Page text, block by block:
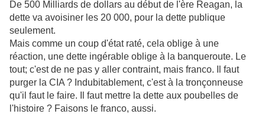
De 500 Milliards de dollars au début de l'ère Reagan, la
dette va avoisiner les 20 000, pour la dette publique
seulement.
Mais comme un coup d'état raté, cela oblige à une
réaction, une dette ingérable oblige à la banqueroute. Le
tout; c'est de ne pas y aller contraint, mais franco. Il faut
purger la CIA ? Indubitablement, c'est à la tronçonneuse
qu'il faut le faire. Il faut mettre la dette aux poubelles de
l'histoire ? Faisons le franco, aussi.